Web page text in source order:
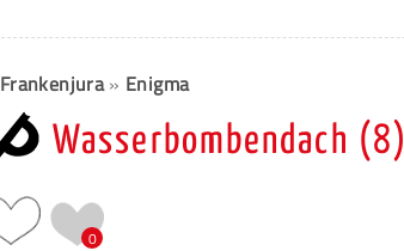
Frankenjura» Enigma
Wasserbombendach (8)
0